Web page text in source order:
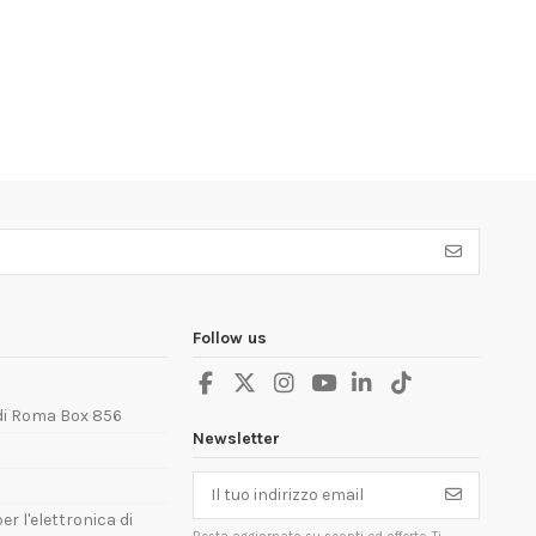
Roma Box 856
l'elettronica di
Follow us
Newsletter